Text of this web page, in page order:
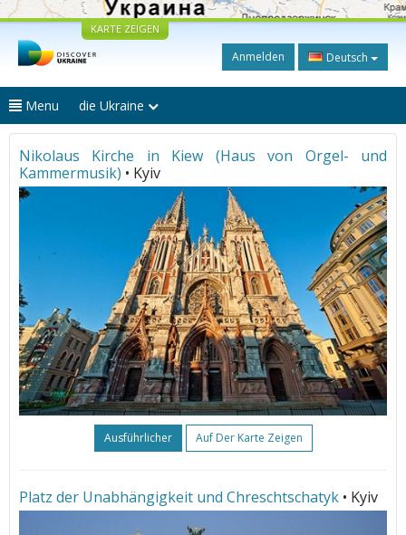
KARTE ZEIGEN
Anmelden Deutsch
Menu die Ukraine
Nikolaus Kirche in Kiew (Haus von Orgel- und
Kammermusik) • Kyiv
Ausführlicher Auf Der Karte Zeigen
Platz der Unabhängigkeit und Chreschtschatyk • Kyiv